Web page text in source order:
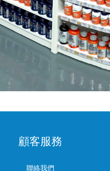
顧客服務
聯絡我們